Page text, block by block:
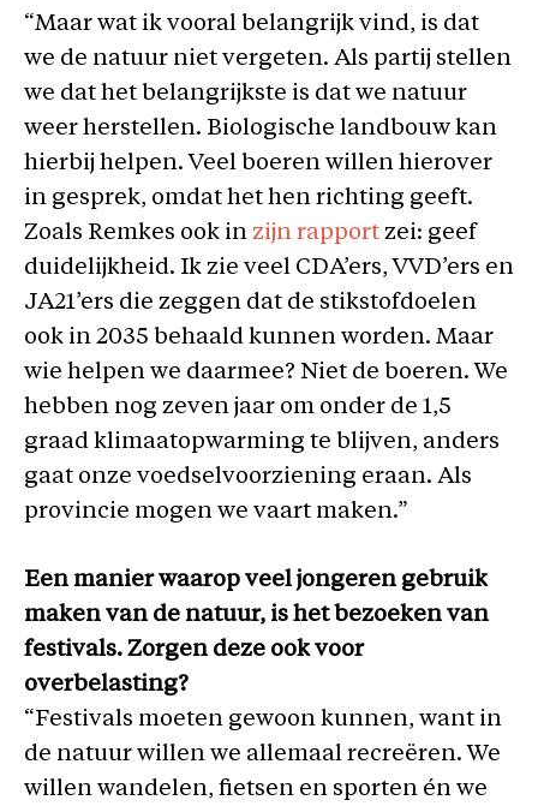
“Maar wat ik vooral belangrijk vind, is dat
we de natuur niet vergeten. Als partij stellen
we dat het belangrijkste is dat we natuur
weer herstellen. Biologische landbouw kan
hierbij helpen. Veel boeren willen hierover
in gesprek, omdat het hen richting geeft.
Zoals Remkes ook in zijn rapport zei: geef
duidelijkheid. Ik zie veel CDA’ers, VVD’ers en
JA21’ers die zeggen dat de stikstofdoelen
ook in 2035 behaald kunnen worden. Maar
wie helpen we daarmee? Niet de boeren. We
hebben nog zeven jaar om onder de 1,5
graad klimaatopwarming te blijven, anders
gaat onze voedselvoorziening eraan. Als
provincie mogen we vaart maken.”
Een manier waarop veel jongeren gebruik
maken van de natuur, is het bezoeken van
festivals. Zorgen deze ook voor
overbelasting?
“Festivals moeten gewoon kunnen, want in
de natuur willen we allemaal recreëren. We
willen wandelen, fietsen en sporten én we